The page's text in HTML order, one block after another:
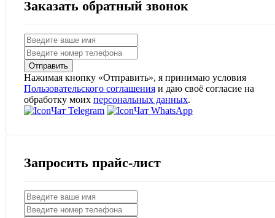
Заказать обратный звонок
Отправить
Нажимая кнопку «Отправить», я принимаю условия
Пользовательского соглашения и даю своё согласие на
обработку моих персональных данных.
Чат Telegram
Чат WhatsApp
Запросить прайс-лист